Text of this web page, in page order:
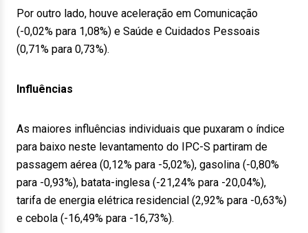
Por outro lado, houve aceleração em Comunicação
(-0,02% para 1,08%) e Saúde e Cuidados Pessoais
(0,71% para 0,73%).
Influências
As maiores influências individuais que puxaram o índice
para baixo neste levantamento do IPC-S partiram de
passagem aérea (0,12% para -5,02%), gasolina (-0,80%
para -0,93%), batata-inglesa (-21,24% para -20,04%),
tarifa de energia elétrica residencial (2,92% para -0,63%)
e cebola (-16,49% para -16,73%).